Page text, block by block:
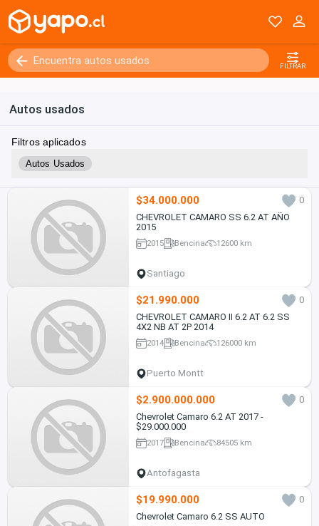
FILTRAR
Autos usados
Filtros aplicados
Autos Usados
$34.000.000
0
CHEVROLET CAMARO SS 6.2 AT AÑO
2015
2015 Bencina 12600 km
Santiago
$21.990.000
0
CHEVROLET CAMARO II 6.2 AT 6.2 SS
4X2 NB AT 2P 2014
2014 Bencina 126000 km
Puerto Montt
$2.900.000.000
0
Chevrolet Camaro 6.2 AT 2017 -
$29.000.000
2017 Bencina 84505 km
Antofagasta
$19.990.000
0
Chevrolet Camaro 6.2 SS AUTO